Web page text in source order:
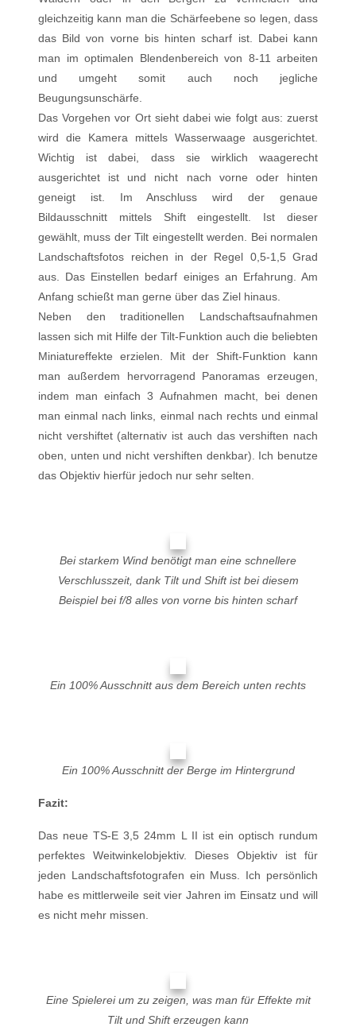
gleichzeitig kann man die Schärfeebene so legen, dass
das Bild von vorne bis hinten scharf ist. Dabei kann
man im optimalen Blendenbereich von 8-11 arbeiten
und umgeht somit auch noch jegliche
Beugungsunschärfe.
Das Vorgehen vor Ort sieht dabei wie folgt aus: zuerst
wird die Kamera mittels Wasserwaage ausgerichtet.
Wichtig ist dabei, dass sie wirklich waagerecht
ausgerichtet ist und nicht nach vorne oder hinten
geneigt ist. Im Anschluss wird der genaue
Bildausschnitt mittels Shift eingestellt. Ist dieser
gewählt, muss der Tilt eingestellt werden. Bei normalen
Landschaftsfotos reichen in der Regel 0,5-1,5 Grad
aus. Das Einstellen bedarf einiges an Erfahrung. Am
Anfang schießt man gerne über das Ziel hinaus.
Neben den traditionellen Landschaftsaufnahmen
lassen sich mit Hilfe der Tilt-Funktion auch die beliebten
Miniatureffekte erzielen. Mit der Shift-Funktion kann
man außerdem hervorragend Panoramas erzeugen,
indem man einfach 3 Aufnahmen macht, bei denen
man einmal nach links, einmal nach rechts und einmal
nicht vershiftet (alternativ ist auch das vershiften nach
oben, unten und nicht vershiften denkbar). Ich benutze
das Objektiv hierfür jedoch nur sehr selten.
Bei starkem Wind benötigt man eine schnellere
Verschlusszeit, dank Tilt und Shift ist bei diesem
Beispiel bei f/8 alles von vorne bis hinten scharf
Ein 100% Ausschnitt aus dem Bereich unten rechts
Ein 100% Ausschnitt der Berge im Hintergrund
Fazit:
Das neue TS-E 3,5 24mm L II ist ein optisch rundum
perfektes Weitwinkelobjektiv. Dieses Objektiv ist für
jeden Landschaftsfotografen ein Muss. Ich persönlich
habe es mittlerweile seit vier Jahren im Einsatz und will
es nicht mehr missen.
Eine Spielerei um zu zeigen, was man für Effekte mit
Tilt und Shift erzeugen kann